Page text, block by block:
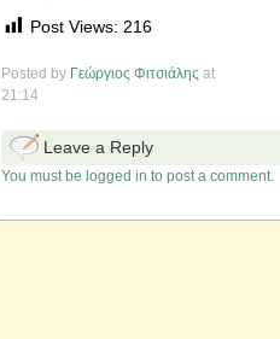
Post Views: 216
Posted by Γεώργιος Φιτσιάλης at
21:14
Leave a Reply
You must be logged in to post a comment.